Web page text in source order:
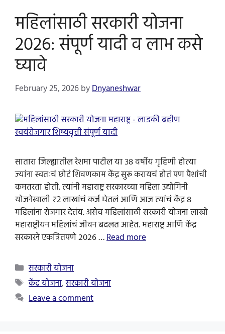
महिलांसाठी सरकारी योजना
2026: संपूर्ण यादी व लाभ कसे
घ्यावे
February 25, 2026byDnyaneshwar
सातारा जिल्ह्यातील रेशमा पाटील या ३८ वर्षीय गृहिणी होत्या
ज्यांना स्वतःचं छोटं शिवणकाम केंद्र सुरू करायचं होतं पण पैशांची
कमतरता होती. त्यांनी महाराष्ट्र सरकारच्या महिला उद्योगिनी
योजनेखाली ₹2 लाखांचं कर्ज घेतलं आणि आज त्यांचं केंद्र ८
महिलांना रोजगार देतंय. असेच महिलांसाठी सरकारी योजना लाखो
महाराष्ट्रीयन महिलांचं जीवन बदलत आहेत. महाराष्ट्र आणि केंद्र
सरकारने एकत्रितपणे २०२६ …Read more
Categories
सरकारी योजना
Tags
केंद्र योजना,सरकारी योजना
Leave a comment